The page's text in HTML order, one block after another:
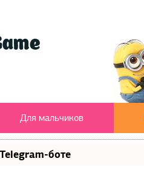
Для мальчиков
боте